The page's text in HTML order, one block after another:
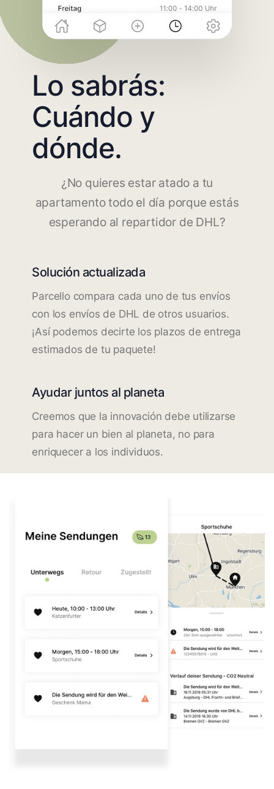
Lo sabrás:
Cuándo y
dónde.
¿No quieres estar atado a tu
apartamento todo el día porque estás
esperando al repartidor de DHL?
Solución actualizada
Parcello compara cada uno de tus envíos
con los envíos de DHL de otros usuarios.
¡Así podemos decirte los plazos de entrega
estimados de tu paquete!
Ayudar juntos al planeta
Creemos que la innovación debe utilizarse
para hacer un bien al planeta, no para
enriquecer a los individuos.